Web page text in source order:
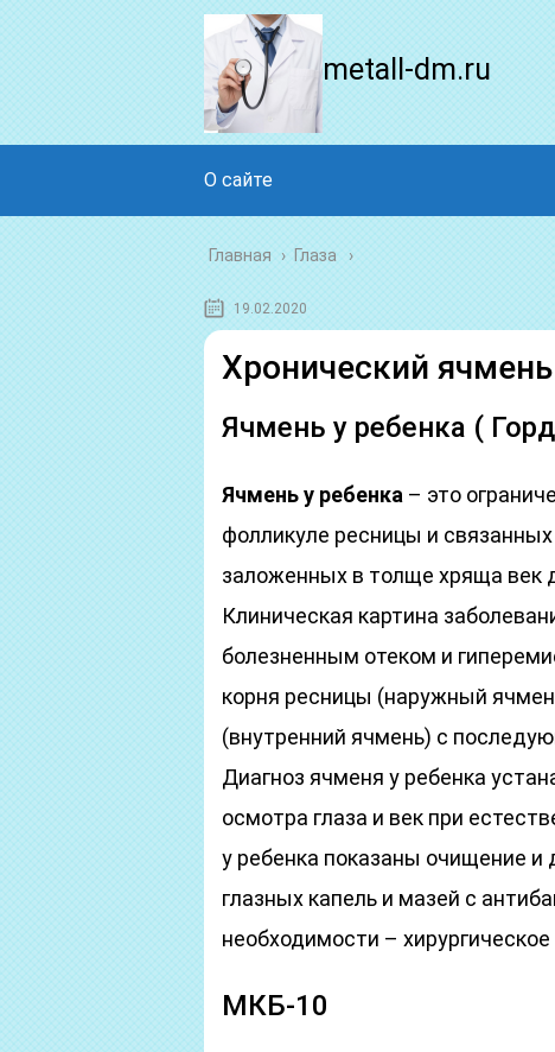
metall-dm.ru
О сайте
Главная › Глаза
19.02.2020
Хронический ячмень
Ячмень у ребенка (
Ячмень у ребенка – это
фолликуле ресницы и
заложенных в толще хряща век
Клиническая картина
болезненным отеком и
корня ресницы (наружный
(внутренний ячмень) с
Диагноз ячменя у ребенка
осмотра глаза и век при
у ребенка показаны очищение и
глазных капель и мазей с
необходимости –
МКБ-10